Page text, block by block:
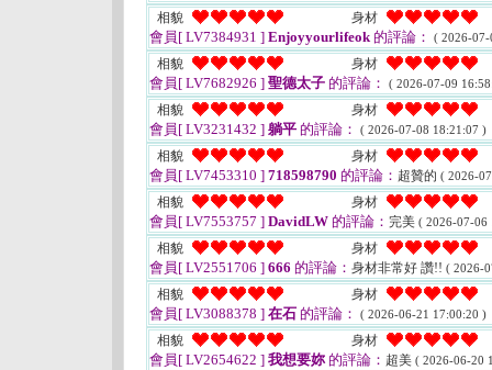
相貌 身材
會員[ LV7384931 ] Enjoyyourlifeok的評論： ( 2026-
相貌 身材
會員[ LV7682926 ] 聖德太子 的評論： ( 2026-07-09
相貌 身材
會員[ LV3231432 ] 躺平 的評論： ( 2026-07-08 18:21:07 )
相貌 身材
會員[ LV7453310 ] 718598790 的評論： 超贊的 ( 2026-
相貌 身材
會員[ LV7553757 ] DavidLW 的評論： 完美 ( 2026-07-06
相貌 身材
會員[ LV2551706 ] 666 的評論： 身材非常好 讚!! ( 2026-
相貌 身材
會員[ LV3088378 ] 在石 的評論： ( 2026-06-21 17:00:20 )
相貌 身材
會員[ LV2654622 ] 我想要妳的評論： 超美 ( 2026-06-20